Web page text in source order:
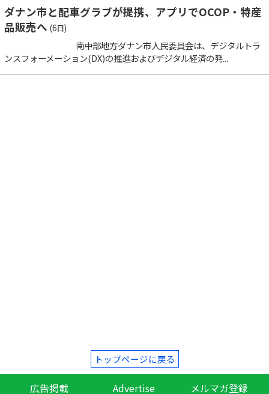
ダナン市と配車グラブが提携、アプリでOCOP・特産
品販売へ (6日)
南中部地方ダナン市人民委員会は、デジタルトラ
ンスフォーメーション(DX)の推進およびデジタル経済の発...
トップページに戻る
広告掲載 Advertise メルマガ登録